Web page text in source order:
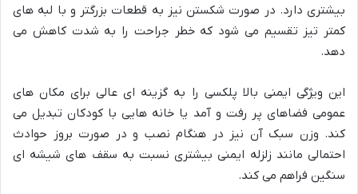
بیشتری دارد. در صورت شکستن نیز به قطعات بزرگتر و با لبه های
کمتر تیز تقسیم می شود که خطر جراحت را به شدت کاهش می
دهد.
این ویژگی ایمنی بالا پلکسی را به گزینه ای عالی برای مکان های
عمومی فضاهای پر رفت و آمد یا خانه هایی با کودکان تبدیل می
کند. وزن سبک آن نیز در هنگام نصب و در صورت بروز حوادث
احتمالی مانند زلزله ایمنی بیشتری نسبت به سقف های شیشه ای
سنگین فراهم می کند.